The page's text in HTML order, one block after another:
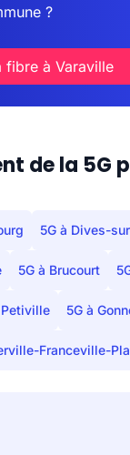
?
fibre à Varaville
de la 5G
5G à Dives-
5G à Brucourt
Petiville 5G à
Franceville-